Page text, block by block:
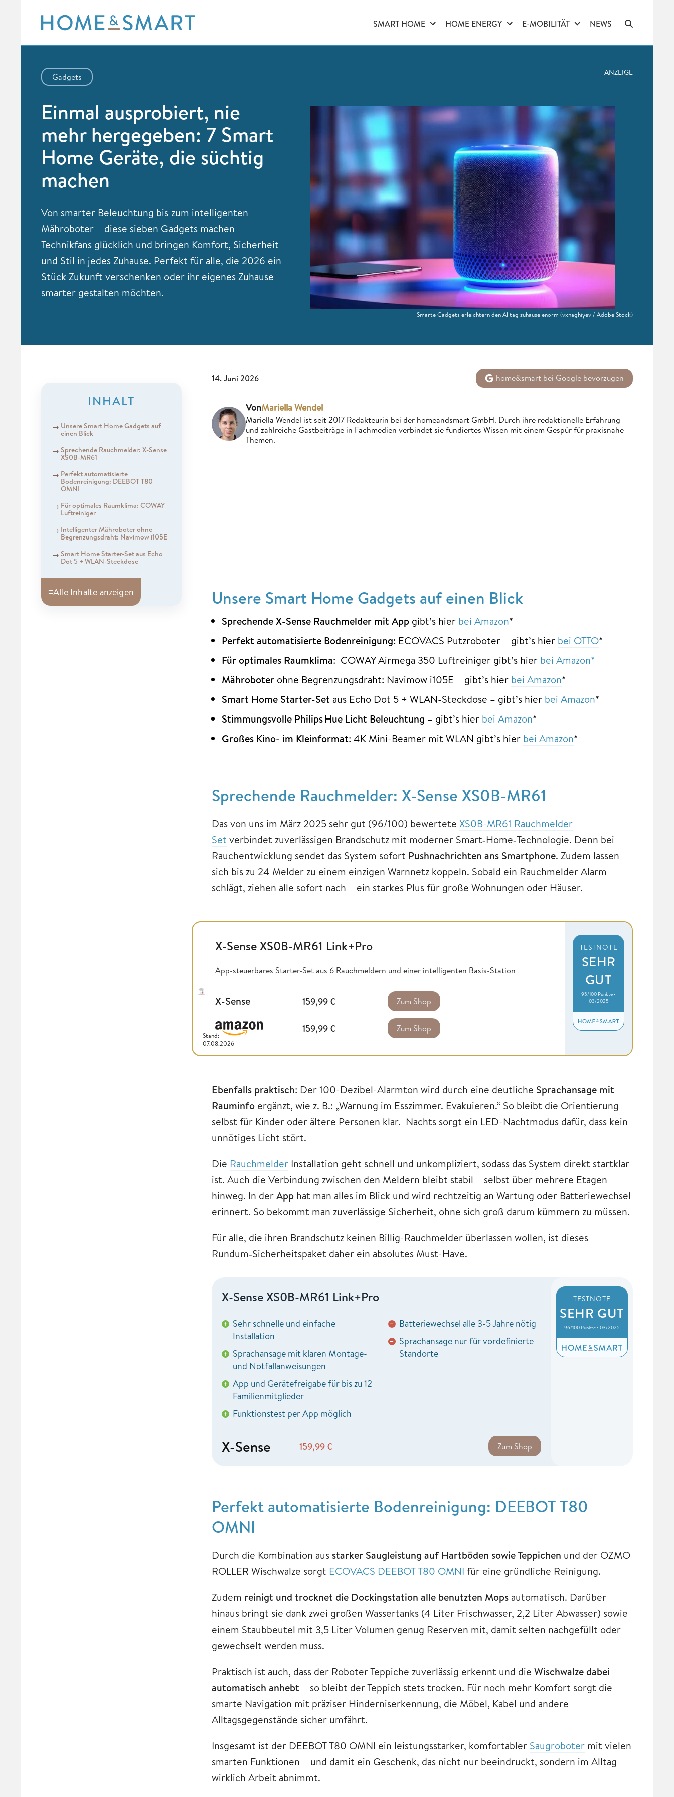
content
SMART HOME HOME ENERGY E-MOBILITÄT NEWS
Gadgets ANZEIGE
Einmal ausprobiert, nie
mehr hergegeben: 7 Smart
Home Geräte, die süchtig
machen
Von smarter Beleuchtung bis zum intelligenten
Mähroboter – diese sieben Gadgets machen
Technikfans glücklich und bringen Komfort, Sicherheit
und Stil in jedes Zuhause. Perfekt für alle, die 2026 ein
Stück Zukunft verschenken oder ihr eigenes Zuhause
smarter gestalten möchten.
Smarte Gadgets erleichtern den Alltag zuhause enorm (vxnaghiyev / Adobe Stock)
INHALT
Unsere Smart Home Gadgets auf
einen Blick
Sprechende Rauchmelder: X-Sense
XS0B-MR61
Perfekt automatisierte
Bodenreinigung: DEEBOT T80
OMNI
Für optimales Raumklima: COWAY
Luftreiniger
Intelligenter Mähroboter ohne
Begrenzungsdraht: Navimow i105E
Smart Home Starter-Set aus Echo
Dot 5 + WLAN-Steckdose
≡Alle Inhalte anzeigen
14. Juni 2026 home&smart bei Google bevorzugen
VonMariella Wendel
Mariella Wendel ist seit 2017 Redakteurin bei der homeandsmart GmbH. Durch ihre redaktionelle Erfahrung
und zahlreiche Gastbeiträge in Fachmedien verbindet sie fundiertes Wissen mit einem Gespür für praxisnahe
Themen.
Unsere Smart Home Gadgets auf einen Blick
Sprechende X-Sense Rauchmelder mit App gibt’s hier bei Amazon*
Perfekt automatisierte Bodenreinigung: ECOVACS Putzroboter – gibt’s hier bei OTTO*
Für optimales Raumklima: COWAY Airmega 350 Luftreiniger gibt’s hier bei Amazon*
Mähroboter ohne Begrenzungsdraht: Navimow i105E – gibt’s hier bei Amazon*
Smart Home Starter-Set aus Echo Dot 5 + WLAN-Steckdose – gibt’s hier bei Amazon*
Stimmungsvolle Philips Hue Licht Beleuchtung – gibt’s hier bei Amazon*
Großes Kino- im Kleinformat: 4K Mini-Beamer mit WLAN gibt’s hier bei Amazon*
Sprechende Rauchmelder: X-Sense XS0B-MR61
Das von uns im März 2025 sehr gut (96/100) bewertete XS0B-MR61 Rauchmelder
Set verbindet zuverlässigen Brandschutz mit moderner Smart‑Home‑Technologie. Denn bei
Rauchentwicklung sendet das System sofort Pushnachrichten ans Smartphone. Zudem lassen
sich bis zu 24 Melder zu einem einzigen Warnnetz koppeln. Sobald ein Rauchmelder Alarm
schlägt, ziehen alle sofort nach – ein starkes Plus für große Wohnungen oder Häuser.
Stand:
07.08.2026
X-Sense XS0B-MR61 Link+Pro
App-steuerbares Starter-Set aus 6 Rauchmeldern und einer intelligenten Basis-Station
X-Sense 159,99€ Zum Shop
159,99€ Zum Shop
TESTNOTE
SEHR
GUT
95/100 Punkte •
03/2025
Ebenfalls praktisch: Der 100-Dezibel-Alarmton wird durch eine deutliche Sprachansage mit
Rauminfo ergänzt, wie z. B.: „Warnung im Esszimmer. Evakuieren.“ So bleibt die Orientierung
selbst für Kinder oder ältere Personen klar. Nachts sorgt ein LED-Nachtmodus dafür, dass kein
unnötiges Licht stört.
Die Rauchmelder Installation geht schnell und unkompliziert, sodass das System direkt startklar
ist. Auch die Verbindung zwischen den Meldern bleibt stabil – selbst über mehrere Etagen
hinweg. In derApp hat man alles im Blick und wird rechtzeitig an Wartung oder Batteriewechsel
erinnert. So bekommt man zuverlässige Sicherheit, ohne sich groß darum kümmern zu müssen.
Für alle, die ihren Brandschutz keinen Billig-Rauchmelder überlassen wollen, ist dieses
Rundum‑Sicherheitspaket daher ein absolutes Must-Have.
X-Sense XS0B-MR61 Link+Pro
+ Sehr schnelle und einfache
Installation
+ Sprachansage mit klaren Montage-
und Notfallanweisungen
+ App und Gerätefreigabe für bis zu 12
Familienmitglieder
+ Funktionstest per App möglich
− Batteriewechsel alle 3-5 Jahre nötig
− Sprachansage nur für vordefinierte
Standorte
X-Sense 159,99€ Zum Shop
TESTNOTE
SEHR GUT
96/100 Punkte • 03/2025
Perfekt automatisierte Bodenreinigung: DEEBOT T80
OMNI
Durch die Kombination aus starker Saugleistung auf Hartböden sowie Teppichen und der OZMO
ROLLER Wischwalze sorgt ECOVACS DEEBOT T80 OMNI für eine gründliche Reinigung.
Zudem reinigt und trocknet die Dockingstation alle benutzten Mops automatisch. Darüber
hinaus bringt sie dank zwei großen Wassertanks (4 Liter Frischwasser, 2,2 Liter Abwasser) sowie
einem Staubbeutel mit 3,5 Liter Volumen genug Reserven mit, damit selten nachgefüllt oder
gewechselt werden muss.
Praktisch ist auch, dass der Roboter Teppiche zuverlässig erkennt und die Wischwalze dabei
automatisch anhebt – so bleibt der Teppich stets trocken. Für noch mehr Komfort sorgt die
smarte Navigation mit präziser Hinderniserkennung, die Möbel, Kabel und andere
Alltagsgegenstände sicher umfährt.
Insgesamt ist der DEEBOT T80 OMNI ein leistungsstarker, komfortabler Saugroboter mit vielen
smarten Funktionen – und damit ein Geschenk, das nicht nur beeindruckt, sondern im Alltag
wirklich Arbeit abnimmt.